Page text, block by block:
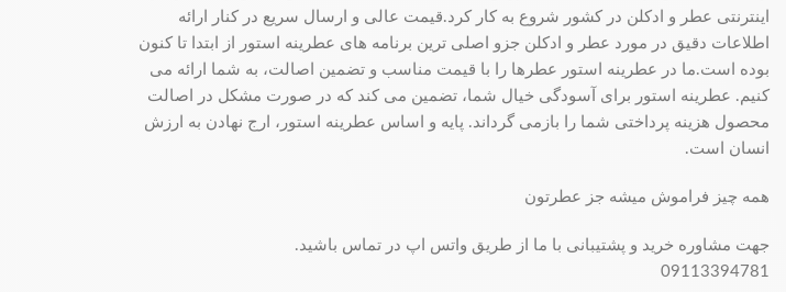
اینترنتی عطر و ادکلن در کشور شروع به کار کرد.قیمت عالی و ارسال سریع در کنار ارائه
اطلاعات دقیق در مورد عطر و ادکلن جزو اصلی ترین برنامه های عطرینه استور از ابتدا تا کنون
بوده است.ما در عطرینه استور عطرها را با قیمت مناسب و تضمین اصالت، به شما ارائه می
کنیم. عطرینه استور برای آسودگی خیال شما، تضمین می کند که در صورت مشکل در اصالت
محصول هزینه پرداختی شما را بازمی گرداند. پایه و اساس عطرینه استور، ارج نهادن به ارزش
انسان است.
همه چیز فراموش میشه جز عطرتون
جهت مشاوره خرید و پشتیبانی با ما از طریق واتس اپ در تماس باشید.
09113394781